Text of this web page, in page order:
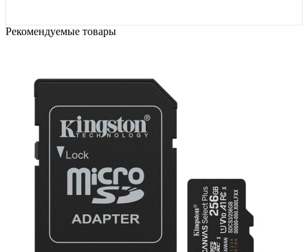
Рекомендуемые товары